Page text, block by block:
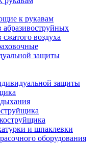
к рукавам
абразивоструйных
сжатого воздуха
защиты
защиты
и шпаклевки
оборудования